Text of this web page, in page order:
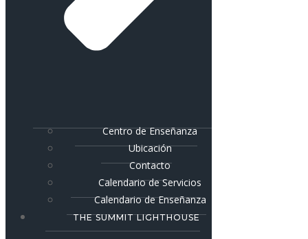
Centro de Enseñanza
Ubicación
Contacto
Calendario de Servicios
Calendario de Enseñanza
THE SUMMIT LIGHTHOUSE